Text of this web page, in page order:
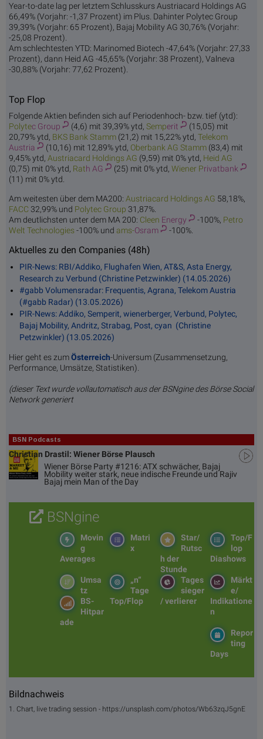
Year-to-date lag per letztem Schlusskurs Austriacard Holdings AG
66,49% (Vorjahr: -1,37 Prozent) im Plus. Dahinter Polytec Group
39,39% (Vorjahr: 65 Prozent), Bajaj Mobility AG 30,76% (Vorjahr:
-25,08 Prozent).
Am schlechtesten YTD: Marinomed Biotech -47,64% (Vorjahr: 27,33
Prozent), dann Heid AG -45,65% (Vorjahr: 38 Prozent), Valneva
-30,88% (Vorjahr: 77,62 Prozent).
Top Flop
Folgende Aktien befinden sich auf Periodenhoch- bzw. tief (ytd):
Polytec Group (4,6) mit 39,39% ytd, Semperit
(15,05) mit
20,79% ytd, BKS Bank Stamm (21,2) mit 15,22% ytd, Telekom
Austria
(10,16) mit 12,89% ytd, OberbankAG Stamm (83,4) mit
9,45% ytd, Austriacard Holdings AG (9,59) mit 0% ytd, Heid AG
(0,75) mit 0% ytd, Rath AG (25) mit 0% ytd, Wiener Privatbank
(11) mit 0% ytd.
Am weitesten über dem MA200: Austriacard Holdings AG 58,18%,
FACC 32,99% und Polytec Group 31,87%.
Am deutlichsten unter dem MA 200: Cleen Energy -100%, Petro
Welt Technologies-100% und ams-Osram -100%.
Aktuelles zu den Companies (48h)
PIR-News: RBI/Addiko, Flughafen Wien, AT&S, Asta Energy,
Research zu Verbund (Christine Petzwinkler) (14.05.2026)
#gabb Volumensradar: Frequentis, Agrana, Telekom Austria
(#gabb Radar) (13.05.2026)
PIR-News: Addiko, Semperit, wienerberger, Verbund, Polytec,
Bajaj Mobility, Andritz, Strabag, Post, cyan (Christine
Petzwinkler) (13.05.2026)
Hier geht es zumÖsterreich-Universum (Zusammensetzung,
Performance, Umsätze, Statistiken).
(dieser Text wurde vollautomatisch aus der BSNgine des Börse Social
Network generiert
BSN Podcasts
Christian Drastil: Wiener Börse Plausch
Wiener Börse Party #1216: ATX schwächer, Bajaj
Mobility weiter stark, neue indische Freunde und Rajiv
Bajaj mein Man of the Day
BSNgine
Top/F
lop
Diashows
Star/
Rutsc
h der
Stunde
Matri
x
Movin
g
Averages
Märkt
e/
Indikatione
n
Tages
sieger
/ verlierer
„n“
Tage
Top/Flop
Umsa
tz
BS-
Hitpar
ade
Repor
ting
Days
Bildnachweis
1. Chart, live trading session - https://unsplash.com/photos/Wb63zqJ5gnE